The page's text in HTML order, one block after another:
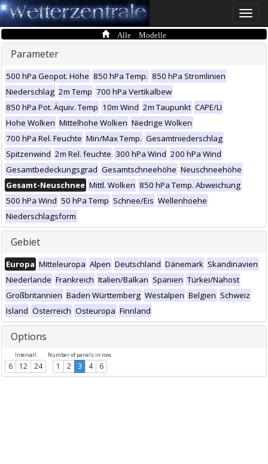
Toggle
Alle Modelle
Parameter
500 hPa Geopot. Höhe 850 hPa Temp. 850 hPa Stromlinien
Niederschlag 2m Temp 700 hPa Vertikalbew
850 hPa Pot. Äquiv. Temp 10m Wind 2m Taupunkt CAPE/LI
Hohe Wolken Mittelhohe Wolken Niedrige Wolken
700 hPa Rel. Feuchte Min/Max Temp. Gesamtniederschlag
Spitzenwind 2m Rel. feuchte 300 hPa Wind 200 hPa Wind
Gesamtbedeckungsgrad Gesamtschneehöhe Neuschneehöhe
Gesamt-Neuschnee Mittl. Wolken 850 hPa Temp. Abweichung
500 hPa Wind 50 hPa Temp Schnee/Eis Wellenhoehe
Niederschlagsform
Gebiet
Europa Mitteleuropa Alpen Deutschland Dänemark Skandinavien
Niederlande Frankreich Italien/Balkan Spanien Türkei/Nahost
Großbritannien Baden Württemberg Westalpen Belgien Schweiz
Island Österreich Osteuropa Finnland
Options
Intervall
6 12 24
Number of panels in row
1 2 3 4 6